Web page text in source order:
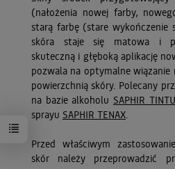
(nałożenia nowej farby,
starą farbę (stare wykończenie
skóra staje się matowa i
skuteczną i głęboką aplikację
pozwala na optymalne
powierzchnią skóry. Polecany
na bazie alkoholu SAPHIR
sprayu SAPHIR TENAX
Przed właściwym
skór należy przeprowadzić